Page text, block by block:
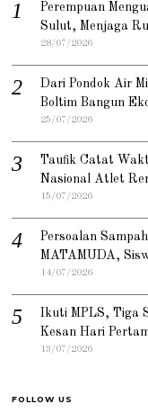
Perempuan
Sulut, Menjaga
28/07/2026
Dari Pondok Air
Boltim Bangun
25/07/2026
Taufik Catat
Nasional Atlet
15/07/2026
Persoalan
MATAMUDA,
14/07/2026
Ikuti MPLS, Tiga
Kesan Hari
13/07/2026
FOLLOW US